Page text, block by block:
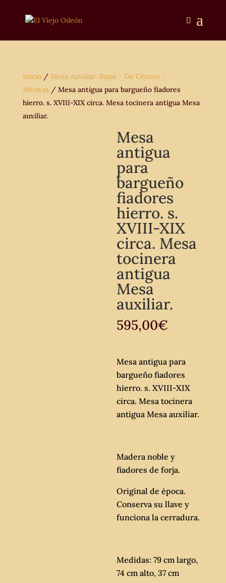
Inicio/ Mesa Auxiliar: Bajas - De Centro -
Mesitas / Mesa antigua para bargueño fiadores
hierro. s. XVIII-XIX circa. Mesa tocinera antigua Mesa
auxiliar.
Mesa
antigua
para
bargueño
fiadores
hierro. s.
XVIII-XIX
circa. Mesa
tocinera
antigua
Mesa
auxiliar.
595,00€
Mesa antigua para
bargueño fiadores
hierro. s. XVIII-XIX
circa. Mesa tocinera
antigua Mesa auxiliar.
Madera noble y
fiadores de forja.
Original de época.
Conserva su llave y
funciona la cerradura.
Medidas: 79 cm largo,
74 cm alto, 37 cm